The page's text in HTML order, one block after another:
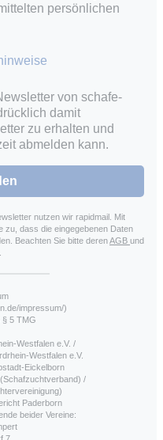
persönlichen
von schafe-
damit
zu erhalten und
abmelden kann.
nutzen wir rapidmail. Mit
zu, dass die eingegebenen Daten
Beachten Sie bitte derenAGB und
impressum/)
§ 5 TMG
Westfalen e.V. /
Westfalen e.V.
Eickelborn
/
Paderborn
beider Vereine: